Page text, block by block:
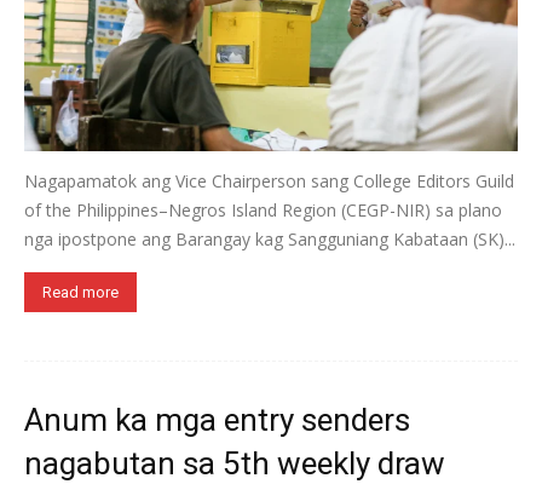
Nagapamatok ang Vice Chairperson sang College Editors Guild
of the Philippines–Negros Island Region (CEGP-NIR) sa plano
nga ipostpone ang Barangay kag Sangguniang Kabataan (SK)...
Read more
Anum ka mga entry senders
nagabutan sa 5th weekly draw